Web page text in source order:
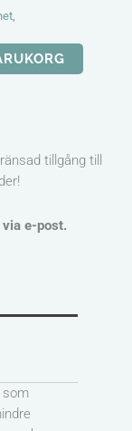
,
tillgång till
e-post.
som